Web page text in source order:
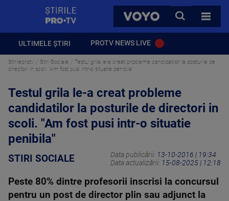
VOYO
CAUTA
TOATE
ULTIMELE ȘTIRI PROTV NEWS LIVE
Stirileprotv Stiri Sociale
Testul grila le-a creat probleme candidatilor la posturile de
directori in scoli. "Am fost pusi intr-o situatie penibila"
Testul grila le-a creat probleme
candidatilor la posturile de directori in
scoli. "Am fost pusi intr-o situatie
penibila"
STIRI SOCIALE Data publicării: 13-10-2016 | 19:34
Data actualizării: 15-08-2025 | 12:18
Peste 80% dintre profesorii inscrisi la concursul
pentru un post de director plin sau adjunct la